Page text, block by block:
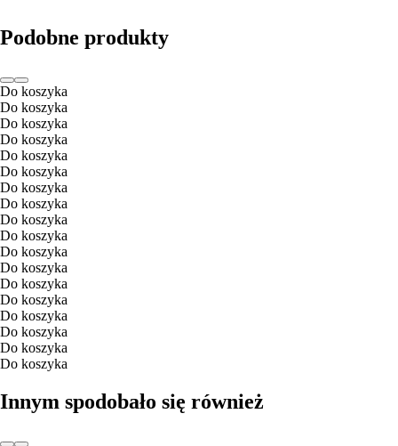
Podobne produkty
Do koszyka
Do koszyka
Do koszyka
Do koszyka
Do koszyka
Do koszyka
Do koszyka
Do koszyka
Do koszyka
Do koszyka
Do koszyka
Do koszyka
Do koszyka
Do koszyka
Do koszyka
Do koszyka
Do koszyka
Do koszyka
Innym spodobało się również